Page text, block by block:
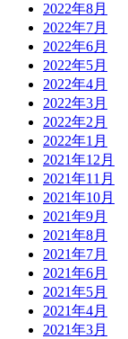
2022年8月
2022年7月
2022年6月
2022年5月
2022年4月
2022年3月
2022年2月
2022年1月
2021年12月
2021年11月
2021年10月
2021年9月
2021年8月
2021年7月
2021年6月
2021年5月
2021年4月
2021年3月